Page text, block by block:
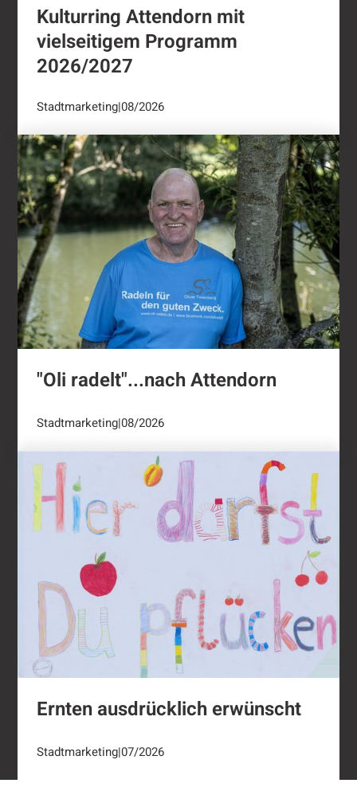
Kulturring Attendorn mit
vielseitigem Programm
2026/2027
Stadtmarketing|08/2026
"Oli radelt"...nach Attendorn
"Oli radelt"...nach Attendorn
Stadtmarketing|08/2026
Ernten ausdrücklich erwünscht
Ernten ausdrücklich erwünscht
Stadtmarketing|07/2026